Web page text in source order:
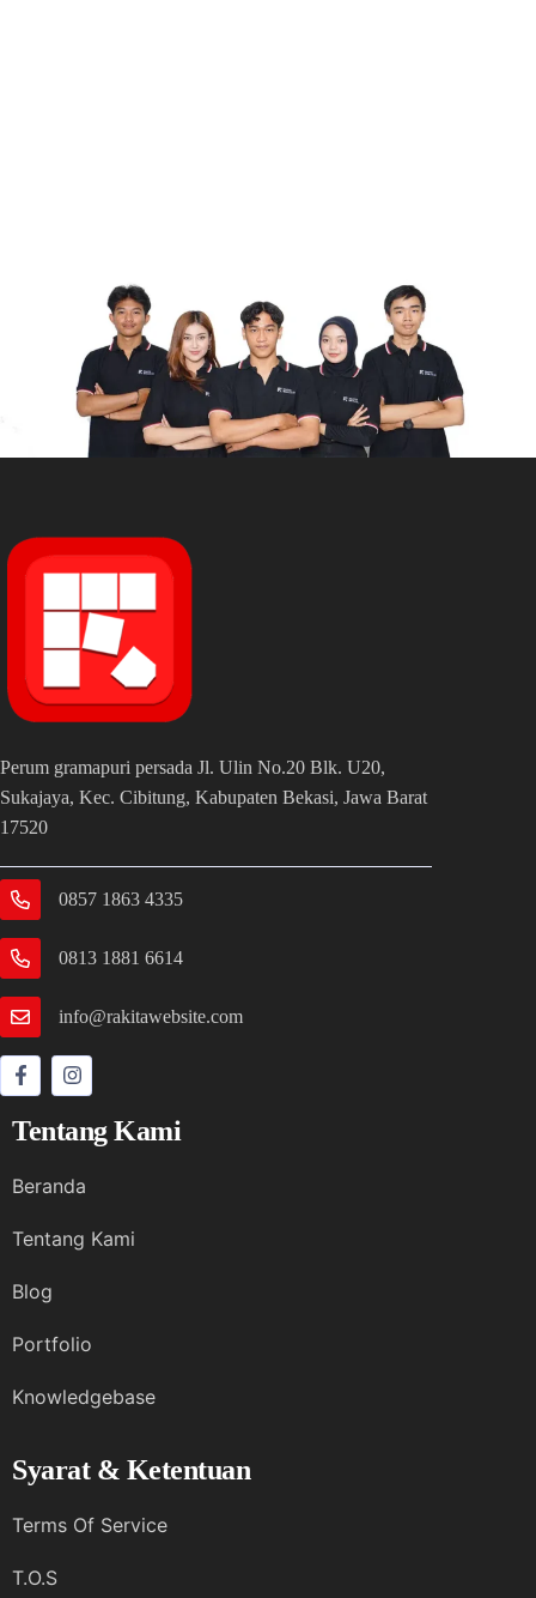
Perum gramapuri persada Jl. Ulin No.20 Blk. U20,
Sukajaya, Kec. Cibitung, Kabupaten Bekasi, Jawa Barat
17520
0857 1863 4335
0813 1881 6614
info@rakitawebsite.com
Tentang Kami
Beranda
Tentang Kami
Blog
Portfolio
Knowledgebase
Syarat & Ketentuan
Terms Of Service
T.O.S